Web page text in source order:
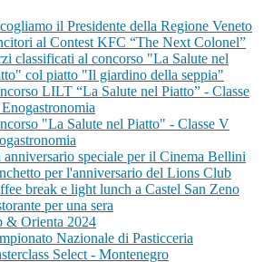
il Presidente della Regione Veneto
al Contest KFC “The Next Colonel”
classificati al concorso "La Salute nel
col piatto "Il giardino della seppia"
LILT “La Salute nel Piatto” - Classe
"La Salute nel Piatto" - Classe V
anniversario speciale per il Cinema Bellini
per l'anniversario del Lions Club
break e light lunch a Castel San Zeno
per una sera
& Orienta 2024
Nazionale di Pasticceria
Select - Montenegro